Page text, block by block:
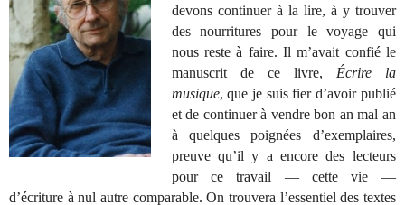
devons continuer à la lire, à y trouver
des nourritures pour le voyage qui
nous reste à faire. Il m’avait confié le
manuscrit de ce livre, Écrire la
musique, que je suis fier d’avoir publié
et de continuer à vendre bon an mal an
à quelques poignées d’exemplaires,
preuve qu’il y a encore des lecteurs
pour ce travail — cette vie —
d’écriture à nul autre comparable. On trouvera l’essentiel des textes